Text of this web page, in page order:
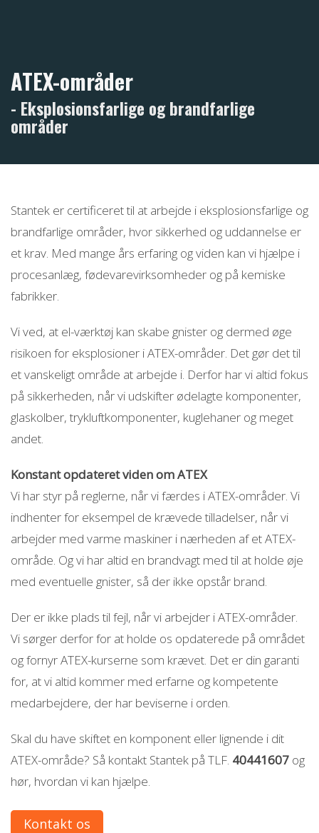
ATEX-områder
- Eksplosionsfarlige og brandfarlige
områder
Stantek er certificeret til at arbejde i eksplosionsfarlige og
brandfarlige områder, hvor sikkerhed og uddannelse er
et krav. Med mange års erfaring og viden kan vi hjælpe i
procesanlæg, fødevarevirksomheder og på kemiske
fabrikker.
Vi ved, at el-værktøj kan skabe gnister og dermed øge
risikoen for eksplosioner i ATEX-områder. Det gør det til
et vanskeligt område at arbejde i. Derfor har vi altid fokus
på sikkerheden, når vi udskifter ødelagte komponenter,
glaskolber, trykluftkomponenter, kuglehaner og meget
andet.
Konstant opdateret viden om ATEX
Vi har styr på reglerne, når vi færdes i ATEX-områder. Vi
indhenter for eksempel de krævede tilladelser, når vi
arbejder med varme maskiner i nærheden af et ATEX-
område. Og vi har altid en brandvagt med til at holde øje
med eventuelle gnister, så der ikke opstår brand.
Der er ikke plads til fejl, når vi arbejder i ATEX-områder.
Vi sørger derfor for at holde os opdaterede på området
og fornyr ATEX-kurserne som krævet. Det er din garanti
for, at vi altid kommer med erfarne og kompetente
medarbejdere, der har beviserne i orden.
Skal du have skiftet en komponent eller lignende i dit
ATEX-område? Så kontakt Stantek på TLF. 40441607 og
hør, hvordan vi kan hjælpe.
Kontakt os